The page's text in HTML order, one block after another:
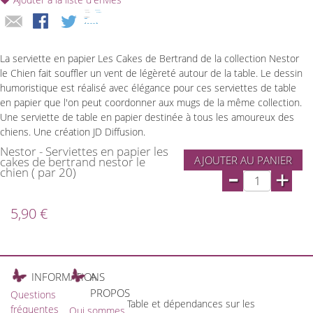
La serviette en papier Les Cakes de Bertrand de la collection Nestor
le Chien fait souffler un vent de légèreté autour de la table. Le dessin
humoristique est réalisé avec élégance pour ces serviettes de table
en papier que l'on peut coordonner aux mugs de la même collection.
Une serviette de table en papier destinée à tous les amoureux des
chiens. Une création JD Diffusion.
Nestor - Serviettes en papier les
cakes de bertrand nestor le
chien ( par 20)
AJOUTER AU PANIER
- +
5,90 €
INFORMATIONS
Questions
fréquentes
A
PROPOS
Table et dépendances sur les